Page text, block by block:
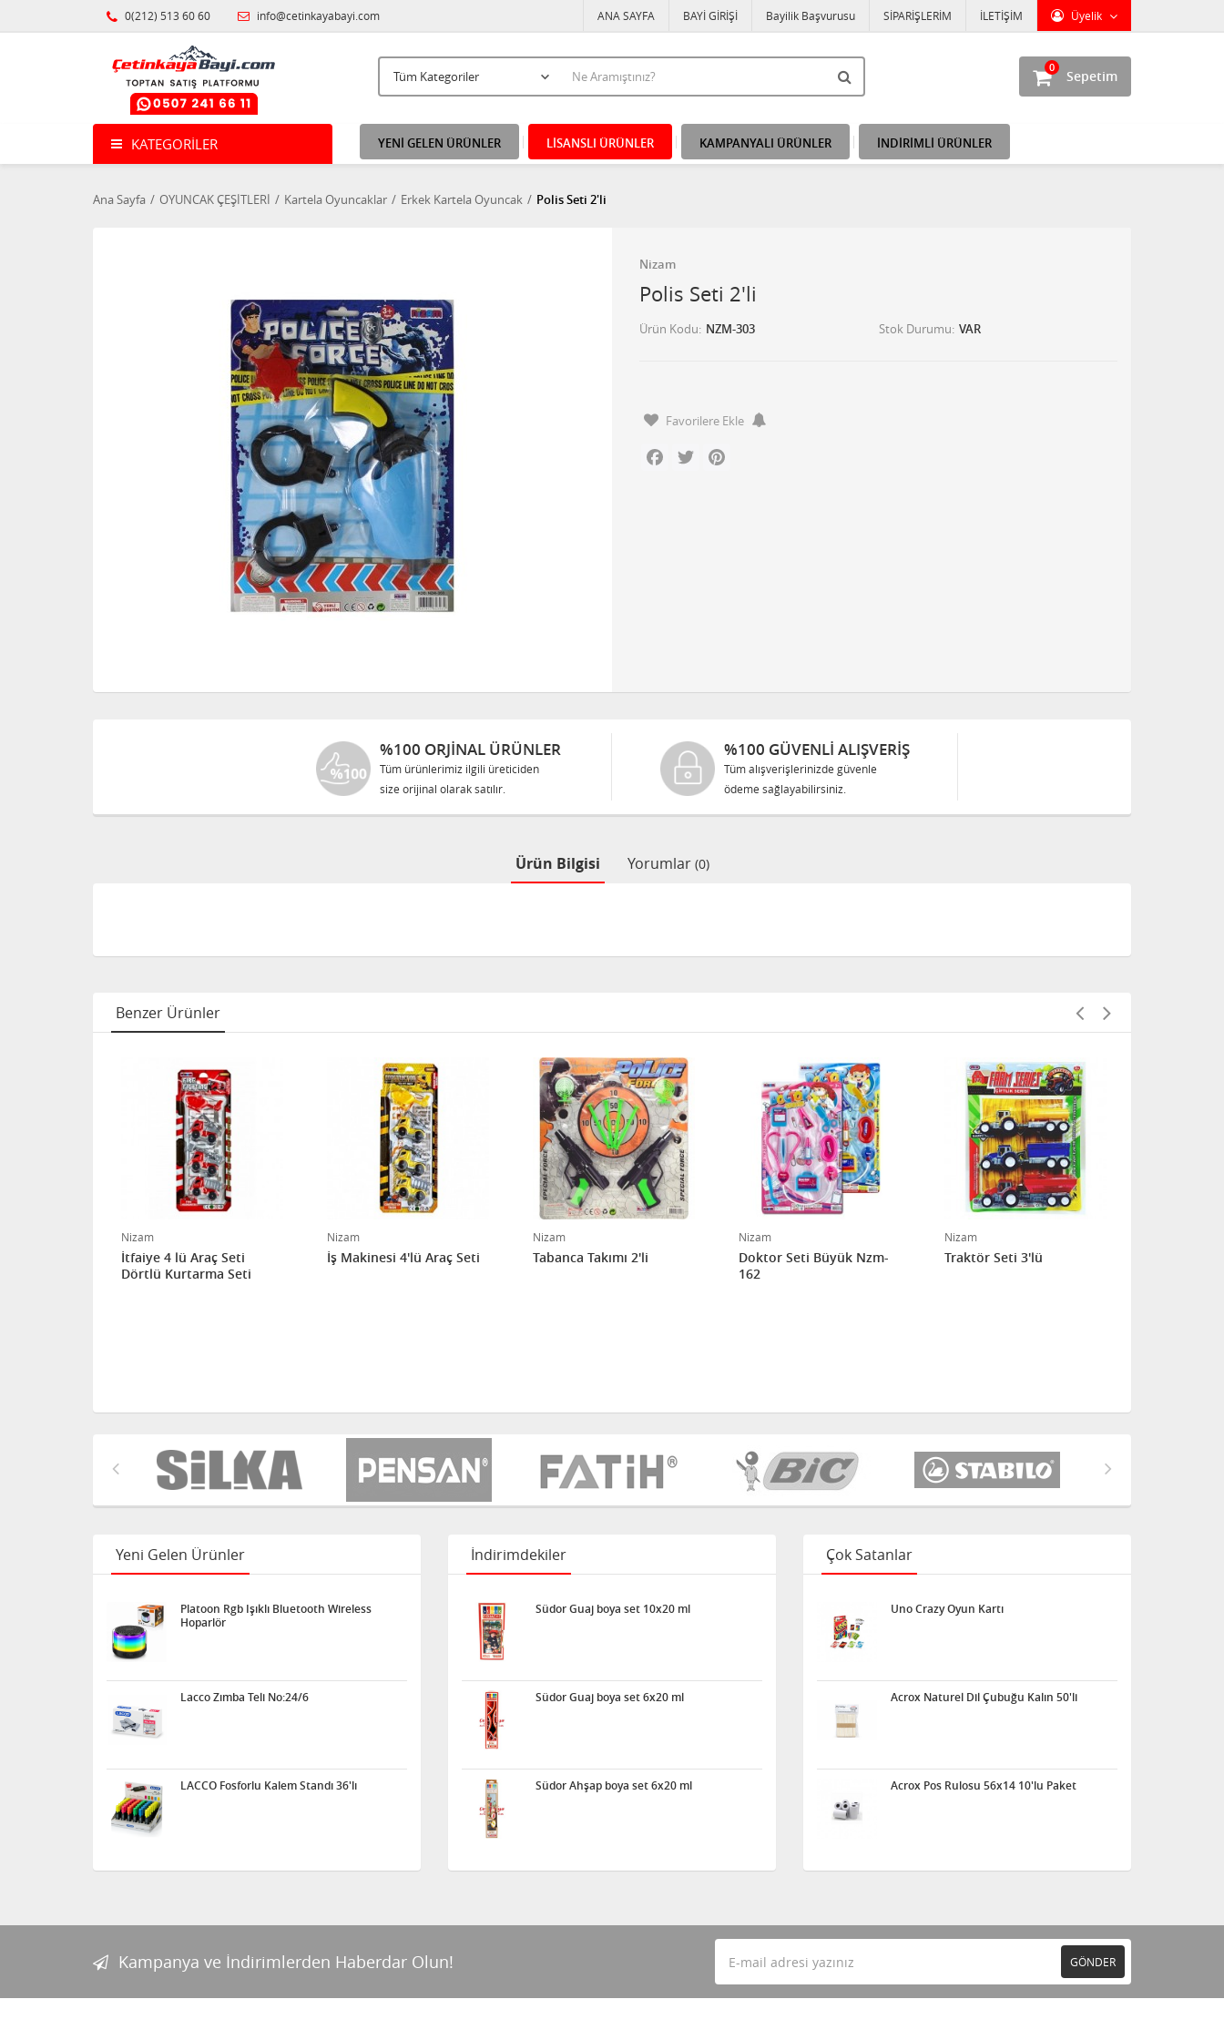
0(212) 513 60 60 info@cetinkayabayi.com Üyelik
ANA SAYFA BAYİ GİRİŞİ Bayilik Başvurusu SİPARİŞLERİM İLETİŞİM
Sepetim
0
KATEGORILER YENİ GELEN ÜRÜNLER LİSANSLI ÜRÜNLER KAMPANYALI ÜRÜNLER İNDİRİMLİ ÜRÜNLER
Ana Sayfa OYUNCAK ÇEŞİTLERİ Kartela Oyuncaklar Erkek Kartela Oyuncak Polis Seti 2'li
Nizam
Polis Seti 2'li
Ürün Kodu NZM-303 Stok Durumu VAR
Favorilere Ekle
Facebook
Twitter
%100 ORJINAL ÜRÜNLER
Tüm ürünlerimiz ilgili üreticiden
size orijinal olarak satılır.
%100 GÜVENLİ ALIŞVERİŞ
Tüm alışverişlerinizde güvenle
ödeme sağlayabilirsiniz.
Ürün Bilgisi Yorumlar (0)
Benzer Ürünler
Nizam
İtfaiye 4 lü Araç Seti
Dörtlü Kurtarma Seti
Nizam
İş Makinesi 4'lü Araç Seti
Nizam
Tabanca Takımı 2'li
Nizam
Doktor Seti Büyük Nzm-
162
Nizam
Traktör Seti 3'lü
Yeni Gelen Ürünler
Platoon Rgb Işıklı Bluetooth Wireless
Hoparlör
Lacco Zımba Teli No:24/6
LACCO Fosforlu Kalem Standı 36'lı
İndirimdekiler
Südor Guaj boya set 10x20 ml
Südor Guaj boya set 6x20 ml
Südor Ahşap boya set 6x20 ml
Çok Satanlar
Uno Crazy Oyun Kartı
Acrox Naturel Dil Çubuğu Kalın 50'li
Acrox Pos Rulosu 56x14 10'lu Paket
Kampanya ve İndirimlerden Haberdar Olun! GÖNDER